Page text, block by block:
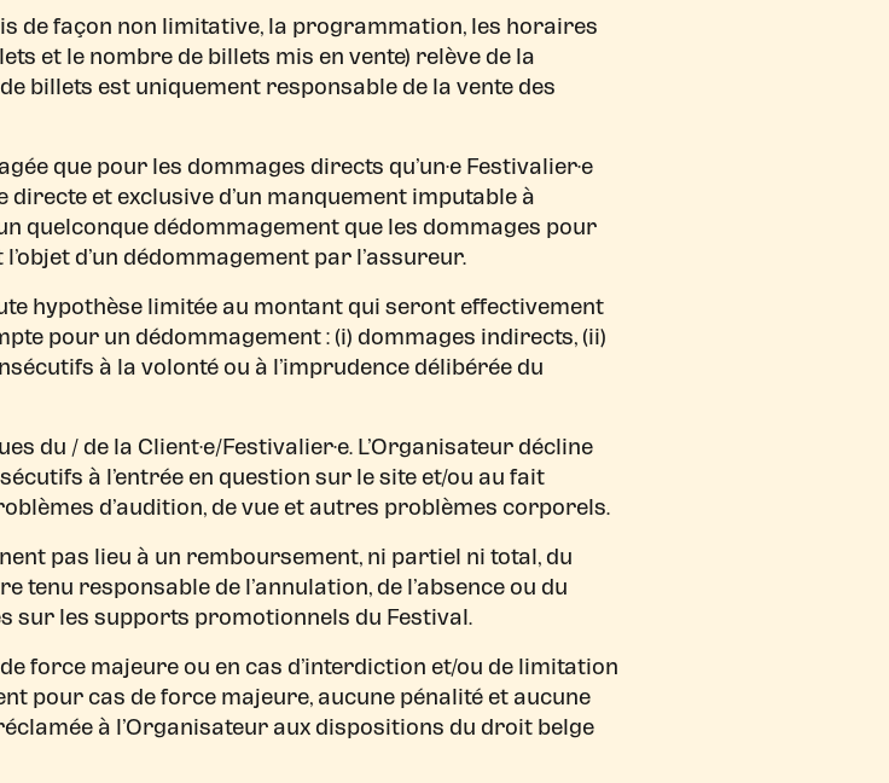
de façon non limitative, la programmation, les horaires
et le nombre de billets mis en vente) relève de la
billets est uniquement responsable de la vente des
que pour les dommages directs qu’un·e Festivalier·e
et exclusive d’un manquement imputable à
quelconque dédommagement que les dommages pour
d’un dédommagement par l’assureur.
hypothèse limitée au montant qui seront effectivement
pour un dédommagement : (i) dommages indirects, (ii)
à la volonté ou à l’imprudence délibérée du
du / de la Client·e/Festivalier·e. L’Organisateur décline
à l’entrée en question sur le site et/ou au fait
d’audition, de vue et autres problèmes corporels.
pas lieu à un remboursement, ni partiel ni total, du
tenu responsable de l’annulation, de l’absence ou du
sur les supports promotionnels du Festival.
force majeure ou en cas d’interdiction et/ou de limitation
pour cas de force majeure, aucune pénalité et aucune
à l’Organisateur aux dispositions du droit belge